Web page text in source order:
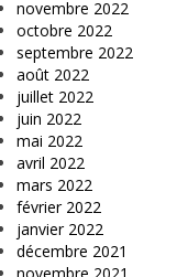
novembre 2022
octobre 2022
septembre 2022
août 2022
juillet 2022
juin 2022
mai 2022
avril 2022
mars 2022
février 2022
janvier 2022
décembre 2021
novembre 2021